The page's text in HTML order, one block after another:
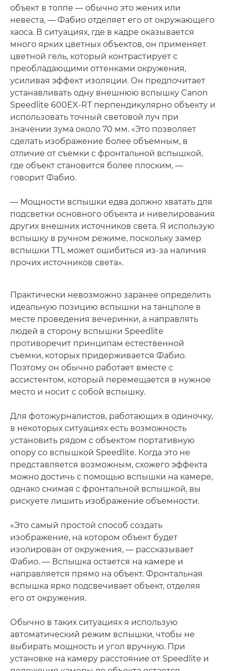
объект в толпе — обычно это жених или
невеста, — Фабио отделяет его от окружающего
хаоса. В ситуациях, где в кадре оказывается
много ярких цветных объектов, он применяет
цветной гель, который контрастирует с
преобладающими оттенками окружения,
усиливая эффект изоляции. Он предпочитает
устанавливать одну внешнюю вспышку Canon
Speedlite 600EX-RT перпендикулярно объекту и
использовать точный световой луч при
значении зума около 70 мм. «Это позволяет
сделать изображение более объемным, в
отличие от съемки с фронтальной вспышкой,
где объект становится более плоским, —
говорит Фабио.
— Мощности вспышки едва должно хватать для
подсветки основного объекта и нивелирования
других внешних источников света. Я использую
вспышку в ручном режиме, поскольку замер
вспышки TTL может ошибиться из-за наличия
прочих источников света».
Практически невозможно заранее определить
идеальную позицию вспышки на танцполе в
месте проведения вечеринки, а направлять
людей в сторону вспышки Speedlite
противоречит принципам естественной
съемки, которых придерживается Фабио.
Поэтому он обычно работает вместе с
ассистентом, который перемещается в нужное
место и носит с собой вспышку.
Для фотожурналистов, работающих в одиночку,
в некоторых ситуациях есть возможность
установить рядом с объектом портативную
опору со вспышкой Speedlite. Когда это не
представляется возможным, схожего эффекта
можно достичь с помощью вспышки на камере,
однако снимая с фронтальной вспышкой, вы
рискуете лишить изображение объемности.
«Это самый простой способ создать
изображение, на котором объект будет
изолирован от окружения, — рассказывает
Фабио. — Вспышка остается на камере и
направляется прямо на объект. Фронтальная
вспышка ярко подсвечивает объект, отделяя
его от окружения.
Обычно в таких ситуациях я использую
автоматический режим вспышки, чтобы не
выбирать мощность и угол вручную. При
установке на камеру расстояние от Speedlite и